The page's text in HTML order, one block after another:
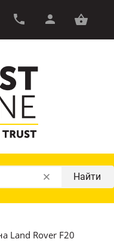
Найти
Land Rover F20